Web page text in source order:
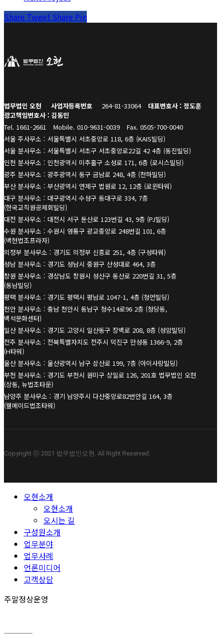
Share Tweet Share Pin
법무법인 오현 사업자등록번호 264-81-33064
대표변호사 : 정도훈
광고책임변호사 : 김동민
Tel. 1661-2661
Mobile. 010-9631-0039
Fax. 0505-700-0040
서울 주사무소 : 서울특별시 서초중앙로 118, 6층 (KAIS빌딩)
서울 분사무소 : 서울특별시 서초구 서초중앙로22길 42 4층 (동진빌딩)
인천 분사무소 : 인천광역시 미추홀구 소성로 171, 6층 (로시스빌딩)
광주 분사무소 : 광주광역시 동구 금남로 248, 4층 (천하빌딩)
부산 분사무소 : 부산광역시 연제구 법원로 12, 12층 (로윈타워)
대구 분사무소 : 대구광역시 수성구 동대구로 334, 7층
(한국교직원공제회빌딩)
대전 분사무소 : 대전시 서구 둔산로 123번길 43, 9층 (PJ빌딩)
수원 분사무소 : 수원시 영통구 광교중앙로 248번길 101, 6층
(백현법조프라자)
의정부 분사무소 : 경기도 의정부 신흥로 251, 4층 (구성타워)
성남 분사무소 : 경기도 성남시 중원구 산성대로 464, 3층
창원 분사무소 : 경상남도 창원시 성산구 동산로 220번길 31, 5층
(동남빌딩)
평택 분사무소 : 경기도 평택시 평남로 1047-1, 4층 (청언빌딩)
천안 분사무소 : 충남 천안시 동남구 청수14로96 2층 (청당동,
백석문화센터)
일산 분사무소 : 경기도 고양시 일산동구 장백로 208, 8층 (성암빌딩)
전주 분사무소 : 전북특별자치도 전주시 덕진구 만성동 1366-9, 2층
(H타워)
울산 분사무소 : 울산광역시 남구 삼산로 199, 7층 (아이사랑빌딩)
부천 분사무소 : 경기도 부천시 원미구 상일로 126, 201호 법무법인 오현
(상동, 뉴법조타운)
남양주 분사무소 : 경기 남양주시 다산중앙로82번안길 164, 3층
(웰메이드법조타워)
Copyright ⓒ 2021 법무법인오현. All Right Reserved.
Close 오현소개
오현소개
오시는 길
구성원소개
업무분야
업무사례
언론미디어
고객상담
주말정상운영